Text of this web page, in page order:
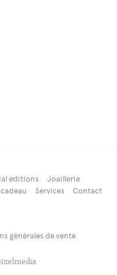
editions
Joaillerie
Services Contact
générales de vente